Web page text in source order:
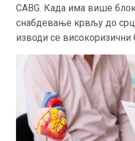
CABG. Када има више
снабдевање крвљу до
изводи се високоризични